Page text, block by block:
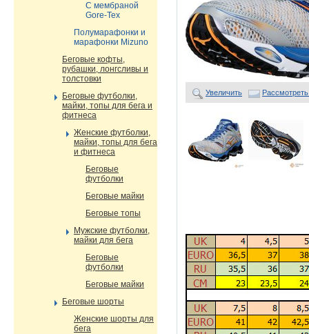
Увеличить
С мембраной
Gore-Tex
Полумарафонки и
марафонки Mizuno
Беговые кофты,
рубашки, лонгсливы и
толстовки
Беговые футболки,
майки, топы для бега и
фитнеса
Женские футболки,
майки, топы для бега
и фитнеса
Беговые
футболки
Беговые майки
Беговые топы
Мужские футболки,
майки для бега
Беговые
футболки
Беговые майки
Беговые шорты
Женские шорты для
бега